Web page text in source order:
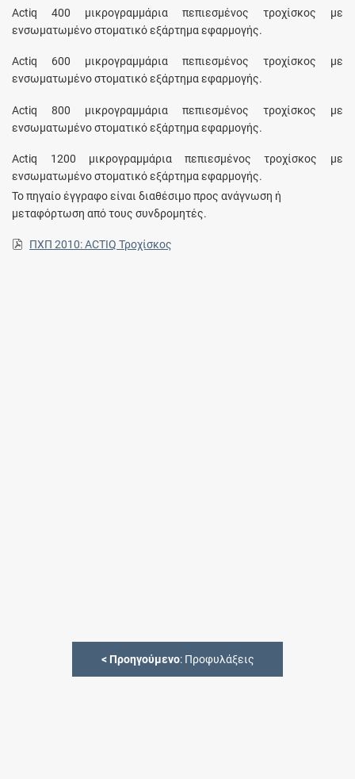
Actiq 400 μικρογραμμάρια πεπιεσμένος τροχίσκος με
ενσωματωμένο στοματικό εξάρτημα εφαρμογής.
Actiq 600 μικρογραμμάρια πεπιεσμένος τροχίσκος με
ενσωματωμένο στοματικό εξάρτημα εφαρμογής.
Actiq 800 μικρογραμμάρια πεπιεσμένος τροχίσκος με
ενσωματωμένο στοματικό εξάρτημα εφαρμογής.
Actiq 1200 μικρογραμμάρια πεπιεσμένος τροχίσκος με
ενσωματωμένο στοματικό εξάρτημα εφαρμογής.
Το πηγαίο έγγραφο είναι διαθέσιμο προς ανάγνωση ή
μεταφόρτωση από τους συνδρομητές.
ΠΧΠ 2010: ACTIQ Τροχίσκος
< Προηγούμενο: Προφυλάξεις